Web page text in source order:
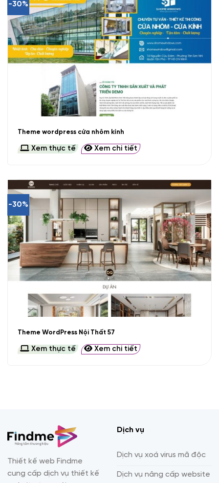
-30%
Theme wordpress cửa nhôm kính
Xem thực tế Xem chi tiết
-30%
Theme WordPress Nội Thất 57
Xem thực tế Xem chi tiết
Thiết kế web Findme
cung cấp dịch vụ thiết kế
Dịch vụ
Dịch vụ xoá virus mã độc
Dịch vụ nâng cấp website